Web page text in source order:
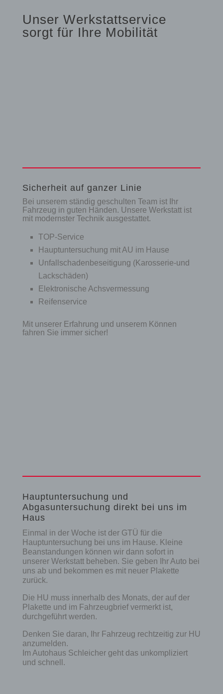
Unser Werkstattservice
sorgt für Ihre Mobilität
Sicherheit auf ganzer Linie
Bei unserem ständig geschulten Team ist Ihr
Fahrzeug in guten Händen. Unsere Werkstatt ist
mit modernster Technik ausgestattet.
TOP-Service
Hauptuntersuchung mit AU im Hause
Unfallschadenbeseitigung (Karosserie-und
Lackschäden)
Elektronische Achsvermessung
Reifenservice
Mit unserer Erfahrung und unserem Können
fahren Sie immer sicher!
Hauptuntersuchung und
Abgasuntersuchung direkt bei uns im
Haus
Einmal in der Woche ist der GTÜ für die
Hauptuntersuchung bei uns im Hause. Kleine
Beanstandungen können wir dann sofort in
unserer Werkstatt beheben. Sie geben Ihr Auto bei
uns ab und bekommen es mit neuer Plakette
zurück.
Die HU muss innerhalb des Monats, der auf der
Plakette und im Fahrzeugbrief vermerkt ist,
durchgeführt werden.
Denken Sie daran, Ihr Fahrzeug rechtzeitig zur HU
anzumelden.
Im Autohaus Schleicher geht das unkompliziert
und schnell.